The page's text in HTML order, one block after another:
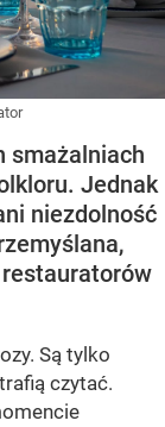
smażalniach
Jednak
niezdolność
Są tylko
czytać.